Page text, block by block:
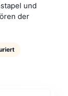
und
der